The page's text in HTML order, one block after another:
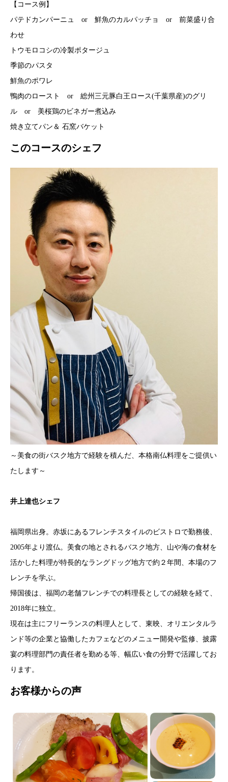
【コース例】
パテドカンパーニュ or 鮮魚のカルパッチョ or 前菜盛り合
わせ
トウモロコシの冷製ポタージュ
季節のパスタ
鮮魚のポワレ
鴨肉のロースト or 総州三元豚白王ロース(千葉県産)のグリ
ル or 美桜鶏のビネガー煮込み
焼き立てパン＆ 石窯バケット
このコースのシェフ
～美食の街バスク地方で経験を積んだ、本格南仏料理をご提供い
たします～
井上達也シェフ
福岡県出身。赤坂にあるフレンチスタイルのビストロで勤務後、
2005年より渡仏。美食の地とされるバスク地方、山や海の食材を
活かした料理が特長的なラングドッグ地方で約２年間、本場のフ
レンチを学ぶ。
帰国後は、福岡の老舗フレンチでの料理長としての経験を経て、
2018年に独立。
現在は主にフリーランスの料理人として、東映、オリエンタルラ
ンド等の企業と協働したカフェなどのメニュー開発や監修、披露
宴の料理部門の責任者を勤める等、幅広い食の分野で活躍してお
ります。
お客様からの声